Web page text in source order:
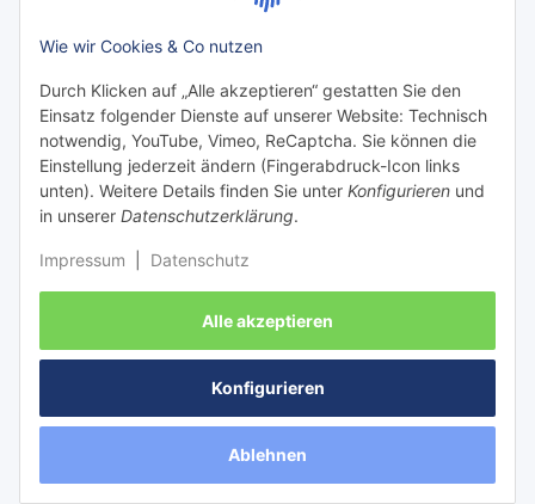
Alle akzeptieren
Konfigurieren
Ablehnen
Wie wir Cookies & Co nutzen
Durch Klicken auf „Alle akzeptieren“ gestatten Sie den
Einsatz folgender Dienste auf unserer Website: Technisch
notwendig, YouTube, Vimeo, ReCaptcha. Sie können die
Einstellung jederzeit ändern (Fingerabdruck-Icon links
unten). Weitere Details finden Sie unter Konfigurieren und
in unserer Datenschutzerklärung.
Impressum Datenschutz
Versanddienstleister: